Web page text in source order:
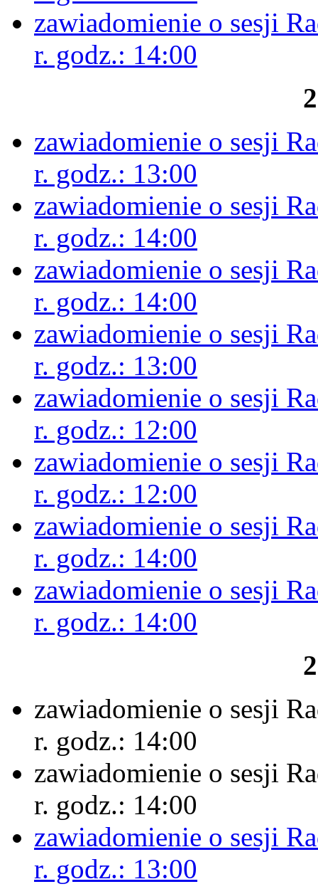
zawiadomienie o sesji
r. godz.: 14:00
zawiadomienie o sesji
r. godz.: 13:00
zawiadomienie o sesji
r. godz.: 14:00
zawiadomienie o sesji
r. godz.: 14:00
zawiadomienie o sesji
r. godz.: 13:00
zawiadomienie o sesji
r. godz.: 12:00
zawiadomienie o sesji
r. godz.: 12:00
zawiadomienie o sesji
r. godz.: 14:00
zawiadomienie o sesji
r. godz.: 14:00
zawiadomienie o sesji
r. godz.: 14:00
zawiadomienie o sesji
r. godz.: 14:00
zawiadomienie o sesji
r. godz.: 13:00